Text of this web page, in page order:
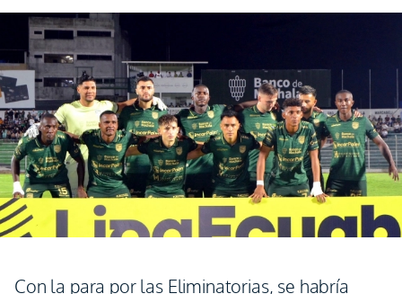
Con la para por las Eliminatorias, se habría